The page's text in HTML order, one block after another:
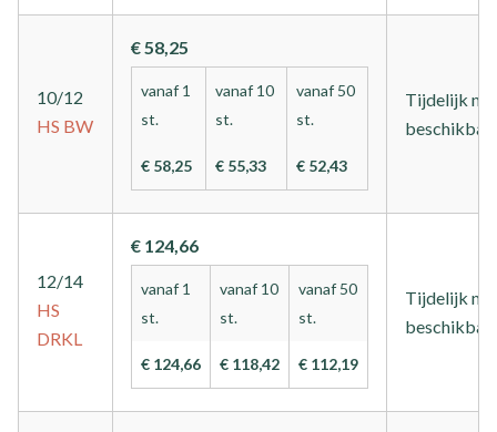
10/12
HS BW
€ 58,25
vanaf 1
st.
€ 58,25
vanaf 10
st.
€ 55,33
vanaf 50
st.
€ 52,43
Tijdelijk
12/14
HS
DRKL
€ 124,66
vanaf 1
st.
€ 124,66
vanaf 10
st.
€ 118,42
vanaf 50
st.
€ 112,19
Tijdelijk